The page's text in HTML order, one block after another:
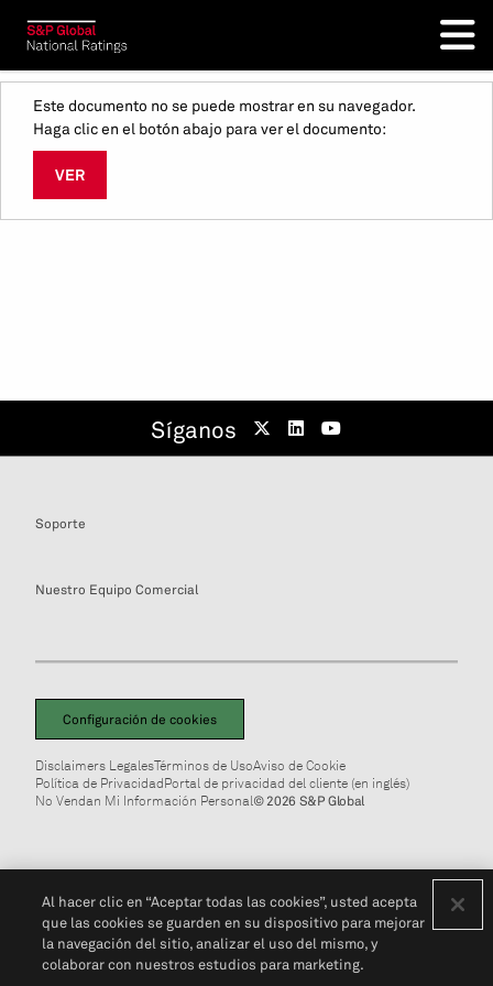
Este documento no se puede mostrar en su navegador.
Haga clic en el botón abajo para ver el documento:
VER
Síganos
Soporte
Nuestro Equipo Comercial
Configuración de cookies
Disclaimers LegalesTérminos de UsoAviso de Cookie
Política de PrivacidadPortal de privacidad del cliente (en inglés)
No Vendan Mi Información Personal© 2026 S&P Global
Al hacer clic en “Aceptar todas las cookies”, usted acepta
que las cookies se guarden en su dispositivo para mejorar
la navegación del sitio, analizar el uso del mismo, y
colaborar con nuestros estudios para marketing.